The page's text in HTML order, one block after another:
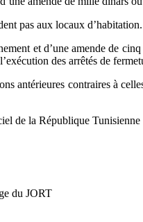
pas aux locaux d’habitation.
et d’une amende de
des arrêtés de
antérieures contraires à
de la République Tunisienne
du JORT